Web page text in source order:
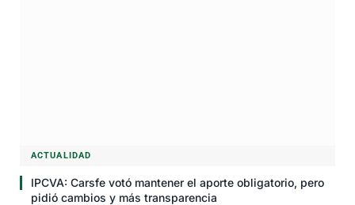
ACTUALIDAD
IPCVA: Carsfe votó mantener el aporte obligatorio, pero
pidió cambios y más transparencia